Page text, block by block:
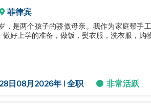
菲律宾
，是两个孩子的骄傲母亲。我作为家庭帮手
好上学的准备，做饭，熨衣服，洗衣服，购
日08月2026年 | 全职 非常活跃